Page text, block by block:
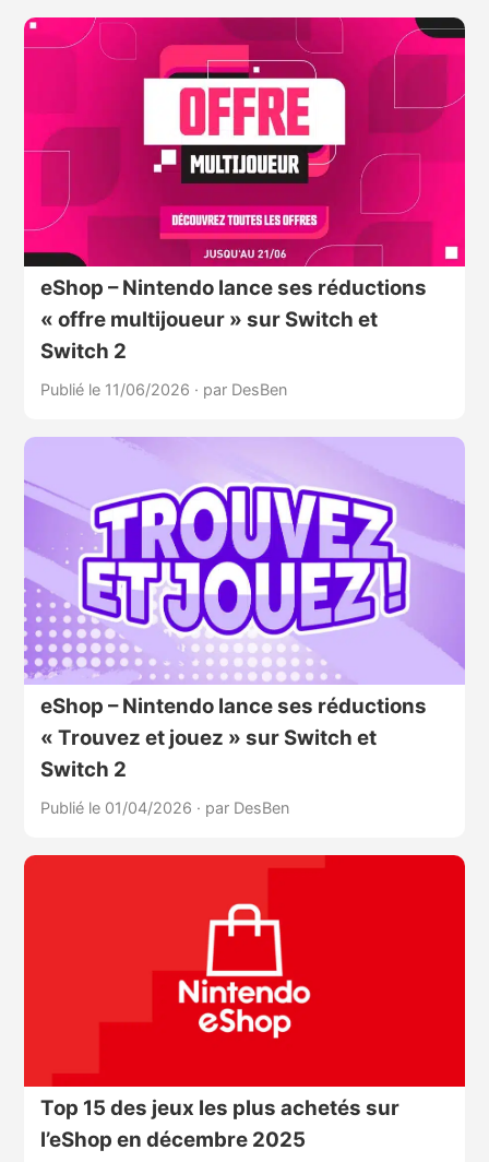
eShop – Nintendo lance ses réductions
« offre multijoueur » sur Switch et
Switch 2
Publié le 11/06/2026 · par DesBen
eShop – Nintendo lance ses réductions
« Trouvez et jouez » sur Switch et
Switch 2
Publié le 01/04/2026 · par DesBen
Top 15 des jeux les plus achetés sur
l’eShop en décembre 2025